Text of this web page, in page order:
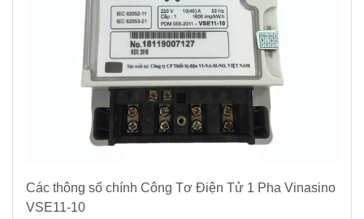
Giải
Các thông số chính Công Tơ Điện Tử 1 Pha Vinasino
VSE11-10